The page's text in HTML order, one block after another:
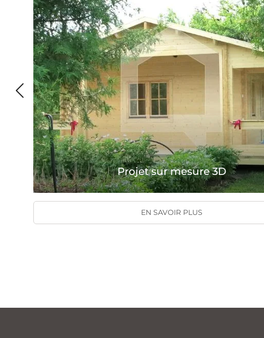
Projet sur mesure 3D
EN SAVOIR PLUS